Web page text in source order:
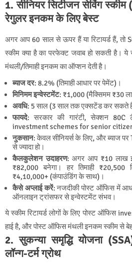
1. सीनियर सिटीजन सेविंग स्कीम
रेगुलर इनकम के लिए बेस्ट
अगर आप 60 साल से ऊपर हैं या रिटायर्ड हैं, तो
स्कीम क्या है का परफेक्ट जवाब हो सकती है।
मंथली/तिमाही इनकम का ऑप्शन देती है।
ब्याज दर: 8.2% (तिमाही आधार पर पेमेंट)।
मिनिमम इन्वेस्टमेंट: ₹1,000 (मैक्सिमम ₹30
अवधि: 5 साल (3 साल तक एक्सटेंड कर सकते
फायदे: सरकार की गारंटी, सेक्शन 80C
investment schemes for senior
नुकसान: केवल सीनियर्स के लिए, और ब्याज
से ज्यादा हो।
कैलकुलेशन उदाहरण: अगर आप ₹10 लाख
₹82,000 बनेगा। हर तिमाही
₹4,10,000+ (कंपाउंडिंग के साथ)।
कैसे अप्लाई करें: नजदीकी पोस्ट ऑफिस में
ऑनलाइन ट्रांसफर से इन्वेस्टमेंट संभव।
ये स्कीम रिटायर्ड लोगों के लिए पोस्ट ऑफिस
हाई है, और पोस्ट ऑफिस मंथली इनकम स्कीम से
2. सुकन्या समृद्धि योजना
लॉन्ग-टर्म ग्रोथ